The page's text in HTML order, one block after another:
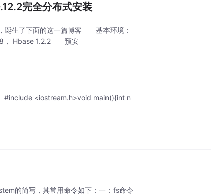
完全分布式安装
诞生了下面的这一篇博客 基本环境：
Hbase 1.2.2 预安
#include <iostream.h>void main(){int n
的简写，其常用命令如下：一：fs命令